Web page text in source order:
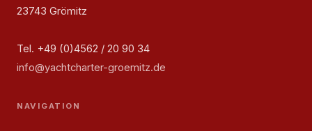
23743 Grömitz
Tel. +49 (0)4562 / 20 90 34
info@yachtcharter-groemitz.de
NAVIGATION